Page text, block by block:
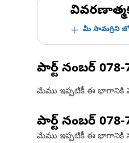
మీ సామగ్రిని
పార్ట్ నంబర్ 078-
మేము ఇప్పటికీ ఈ భాగానికి
పార్ట్ నంబర్ 078-
మేము ఇప్పటికీ ఈ భాగానికి